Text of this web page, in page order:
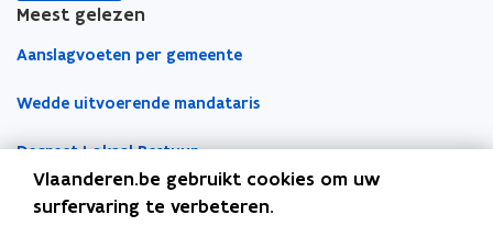
Meest gelezen
Aanslagvoeten per gemeente
Wedde uitvoerende mandataris
Decreet Lokaal Bestuur
Boekhoudfiches
Vlaanderen.be gebruikt cookies om uw
surfervaring te verbeteren.